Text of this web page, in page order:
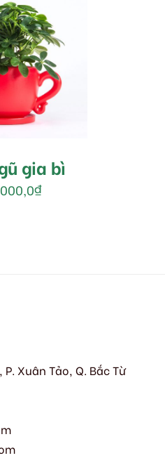
/
gia bì
₫
Xuân Tảo, Q. Bắc Từ